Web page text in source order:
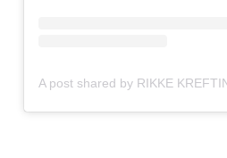
A post shared by RIKKE